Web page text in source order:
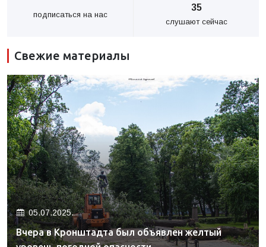
подписаться на нас
35
слушают сейчас
Свежие материалы
05.07.2025.
Вчера в Кронштадта был объявлен желтый